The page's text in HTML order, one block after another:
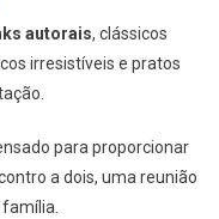
autorais, clássicos
irresistíveis e pratos
para proporcionar
a dois, uma reunião